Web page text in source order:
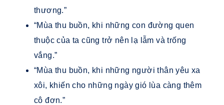
thương.”
“Mùa thu buồn, khi những con đường quen
thuộc của ta cũng trở nên lạ lẫm và trống
vắng.”
“Mùa thu buồn, khi những người thân yêu xa
xôi, khiến cho những ngày gió lùa càng thêm
cô đơn.”